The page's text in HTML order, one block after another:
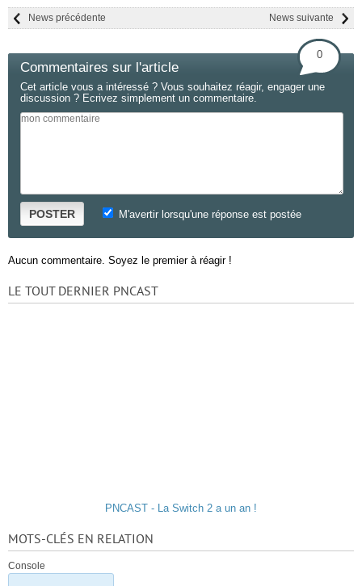
News suivante
News précédente
Commentaires sur l'article
0
Cet article vous a intéressé ? Vous souhaitez réagir, engager une
discussion ? Ecrivez simplement un commentaire.
POSTER M'avertir lorsqu'une réponse est postée
Aucun commentaire. Soyez le premier à réagir !
LE TOUT DERNIER PNCAST
PNCAST - La Switch 2 a un an !
MOTS-CLÉS EN RELATION
Console